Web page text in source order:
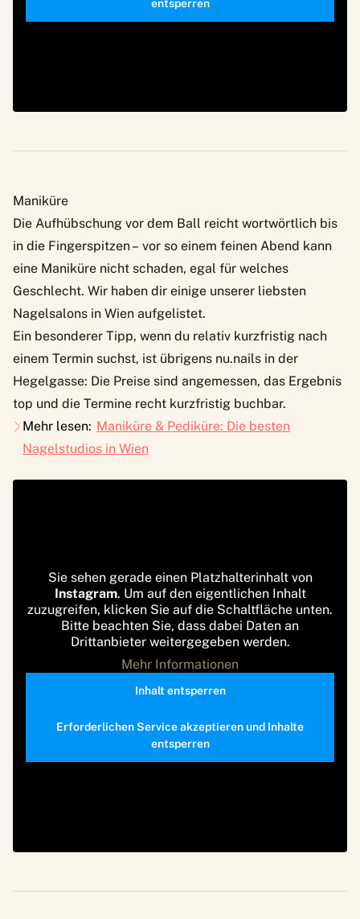
entsperren
Maniküre
Die Aufhübschung vor dem Ball reicht wortwörtlich bis
in die Fingerspitzen – vor so einem feinen Abend kann
eine Maniküre nicht schaden, egal für welches
Geschlecht. Wir haben dir einige unserer liebsten
Nagelsalons in Wien aufgelistet.
Ein besonderer Tipp, wenn du relativ kurzfristig nach
einem Termin suchst, ist übrigens nu.nails in der
Hegelgasse: Die Preise sind angemessen, das Ergebnis
top und die Termine recht kurzfristig buchbar.
Mehr lesen: Maniküre & Pediküre: Die besten
Nagelstudios in Wien
Sie sehen gerade einen Platzhalterinhalt von
Instagram. Um auf den eigentlichen Inhalt
zuzugreifen, klicken Sie auf die Schaltfläche unten.
Bitte beachten Sie, dass dabei Daten an
Drittanbieter weitergegeben werden.
Mehr Informationen
Inhalt entsperren
Erforderlichen Service akzeptieren und Inhalte
entsperren